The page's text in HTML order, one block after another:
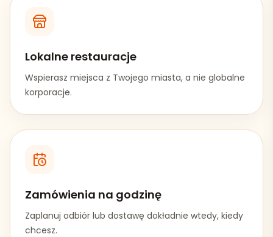
Lokalne restauracje
Wspierasz miejsca z Twojego miasta, a nie globalne
korporacje.
Zamówienia na godzinę
Zaplanuj odbiór lub dostawę dokładnie wtedy, kiedy
chcesz.